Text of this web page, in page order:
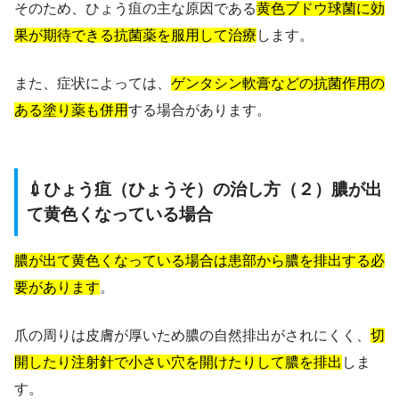
そのため、ひょう疽の主な原因である黄色ブドウ球菌に効
果が期待できる抗菌薬を服用して治療 します。
また、症状によっては、 ゲンタシン軟膏などの抗菌作用の
ある塗り薬も併用する場合があります。
💉ひょう疽（ひょうそ）の治し方（２）膿が出
て黄色くなっている場合
膿が出て黄色くなっている場合は患部から膿を排出する必
要があります。
爪の周りは皮膚が厚いため膿の自然排出がされにくく、 切
開したり注射針で小さい穴を開けたりして膿を排出 しま
す。